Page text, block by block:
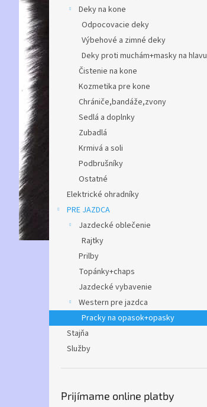
Deky na kone
Odpocovacie deky
Výbehové a zimné deky
Deky proti muchám+masky na hlavu
Čistenie na kone
Kozmetika pre kone
Chrániče,bandáže,zvony
Sedlá a doplnky
Zubadlá
Krmivá a soli
Podbrušníky
Ostatné
Elektrické ohradníky
PRE JAZDCA
Jazdecké oblečenie
Rajtky
Prilby
Topánky+chaps
Jazdecké vybavenie
Western pre jazdca
Pracky na opasok+opasky
Stajňa
Služby
Prijímame online platby